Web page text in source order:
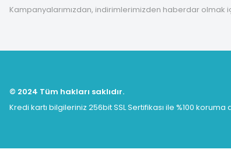
Kampanyalarımızdan, indirimlerimizden haberdar olmak
© 2024 Tüm hakları saklıdır.
Kredi kartı bilgileriniz 256bit SSL Sertifikası ile %100 koruma